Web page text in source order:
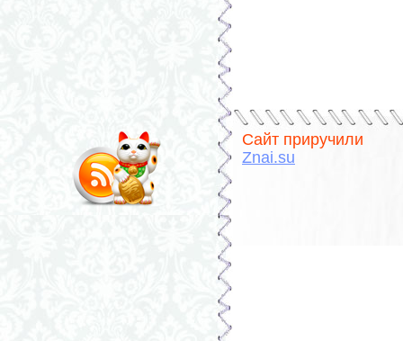
Сайт приручили
Znai.su